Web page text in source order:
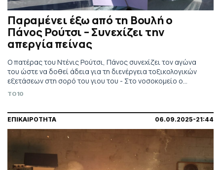
Παραμένει έξω από τη Βουλή ο
Πάνος Ρούτσι – Συνεχίζει την
απεργία πείνας
Ο πατέρας του Ντένις Ρούτσι, Πάνος συνεχίζει τον αγώνα
του ώστε να δοθεί άδεια για τη διενέργεια τοξικολογικών
εξετάσεων στη σορό του γιου του - Στο νοσοκομείο ο
δεύτερος απεργός πείνας
TO10
ΕΠΙΚΑΙΡΟΤΗΤΑ 06.09.2025-21:44